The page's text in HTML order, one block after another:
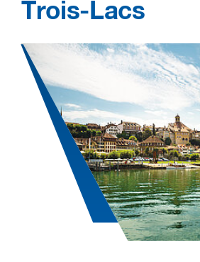
Trois-Lacs